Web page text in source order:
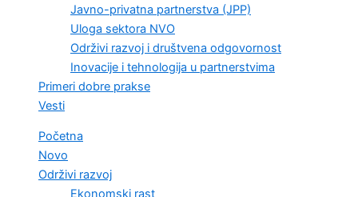
Javno-privatna partnerstva (JPP)
Uloga sektora NVO
Održivi razvoj i društvena odgovornost
Inovacije i tehnologija u partnerstvima
Primeri dobre prakse
Vesti
Početna
Novo
Održivi razvoj
Ekonomski rast